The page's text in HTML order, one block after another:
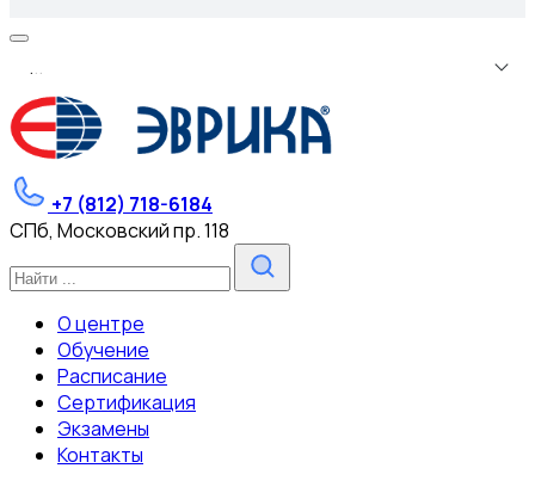
...
+7 (812) 718-6184
СПб, Московский пр. 118
О центре
Обучение
Расписание
Сертификация
Экзамены
Контакты